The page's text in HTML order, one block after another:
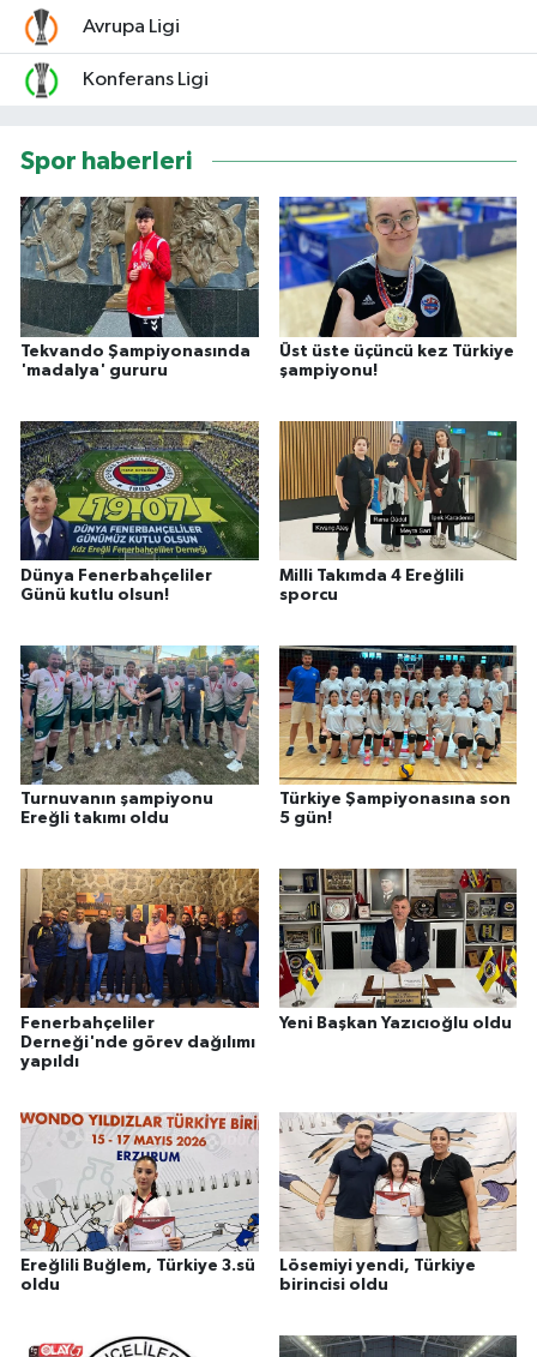
Avrupa Ligi
Konferans Ligi
Spor haberleri
Tekvando Şampiyonasında
'madalya' gururu
Üst üste üçüncü kez Türkiye
şampiyonu!
Dünya Fenerbahçeliler
Günü kutlu olsun!
Milli Takımda 4 Ereğlili
sporcu
Turnuvanın şampiyonu
Ereğli takımı oldu
Türkiye Şampiyonasına son
5 gün!
Fenerbahçeliler
Derneği'nde görev dağılımı
yapıldı
Yeni Başkan Yazıcıoğlu oldu
Ereğlili Buğlem, Türkiye 3.sü
oldu
Lösemiyi yendi, Türkiye
birincisi oldu